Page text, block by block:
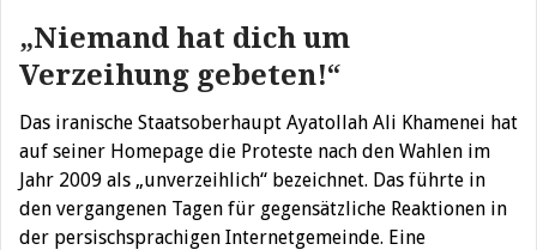
„Niemand hat dich um
Verzeihung gebeten!“
Das iranische Staatsoberhaupt Ayatollah Ali Khamenei hat
auf seiner Homepage die Proteste nach den Wahlen im
Jahr 2009 als „unverzeihlich“ bezeichnet. Das führte in
den vergangenen Tagen für gegensätzliche Reaktionen in
der persischsprachigen Internetgemeinde. Eine